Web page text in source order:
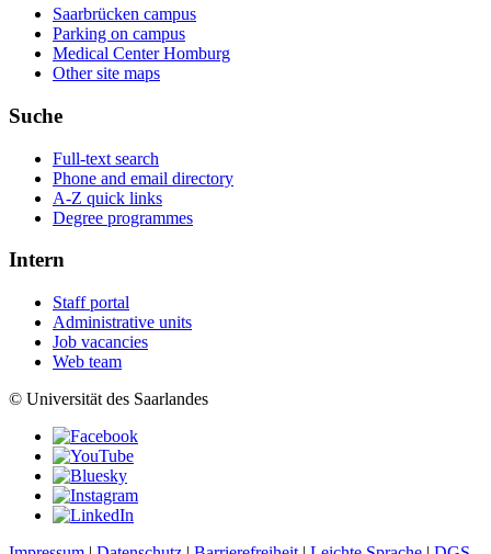
Saarbrücken campus
Parking on campus
Medical Center Homburg
Other site maps
Suche
Full-text search
Phone and email directory
A-Z quick links
Degree programmes
Intern
Staff portal
Administrative units
Job vacancies
Web team
© Universität des Saarlandes